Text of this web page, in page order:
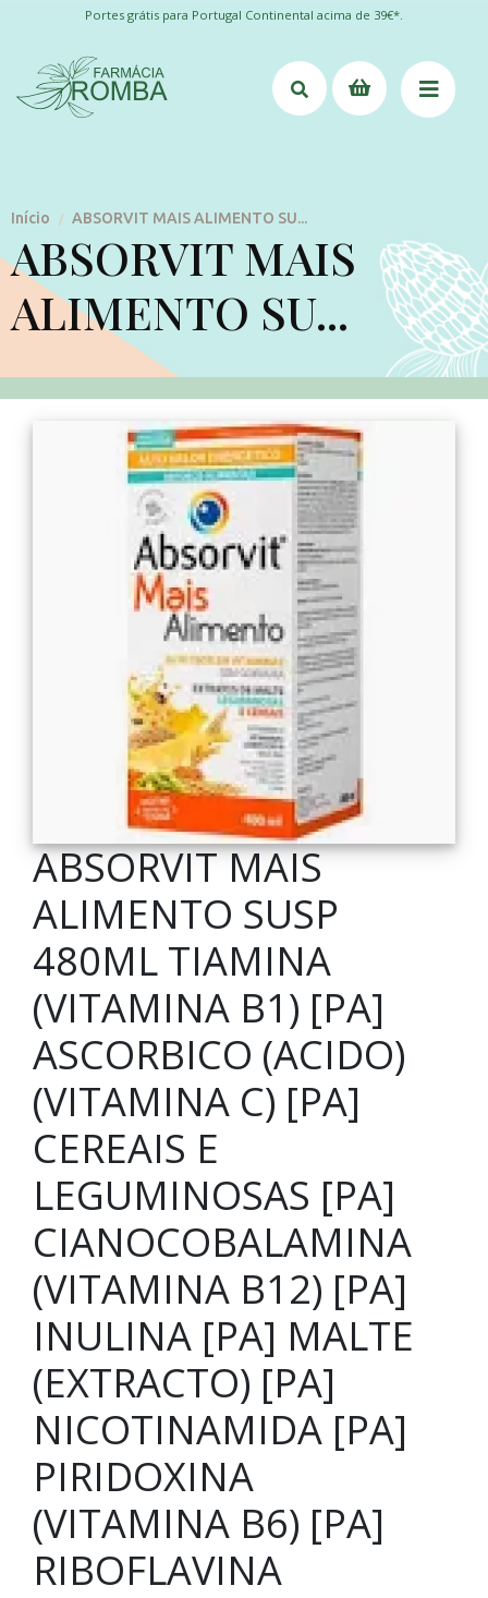
Portes grátis para Portugal Continental acima de 39€*.
Início / ABSORVIT MAIS ALIMENTO SU...
ABSORVIT MAIS
ALIMENTO SU...
ABSORVIT MAIS
ALIMENTO SUSP
480ML TIAMINA
(VITAMINA B1) [PA]
ASCORBICO (ACIDO)
(VITAMINA C) [PA]
CEREAIS E
LEGUMINOSAS [PA]
CIANOCOBALAMINA
(VITAMINA B12) [PA]
INULINA [PA] MALTE
(EXTRACTO) [PA]
NICOTINAMIDA [PA]
PIRIDOXINA
(VITAMINA B6) [PA]
RIBOFLAVINA